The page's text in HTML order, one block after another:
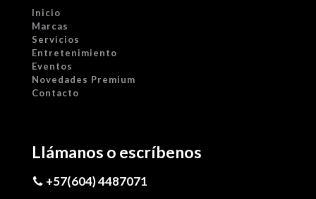
Inicio
Marcas
Servicios
Entretenimiento
Eventos
Novedades Premium
Contacto
Llámanos o escríbenos
+57(604) 4487071